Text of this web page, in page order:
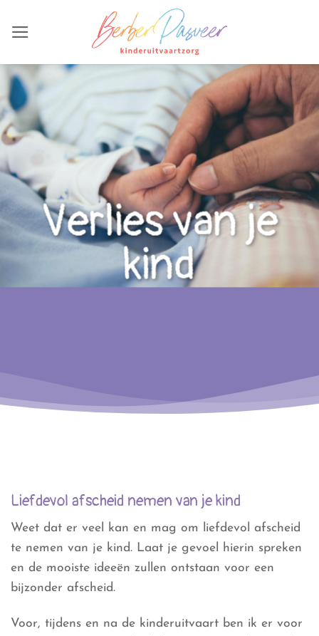
naar
Verlies van je
kind
Liefdevol afscheid nemen van je kind
Weet dat er veel kan en mag om liefdevol afscheid
te nemen van je kind. Laat je gevoel hierin spreken
en de mooiste ideeën zullen ontstaan voor een
bijzonder afscheid.
Voor, tijdens en na de kinderuitvaart ben ik er voor